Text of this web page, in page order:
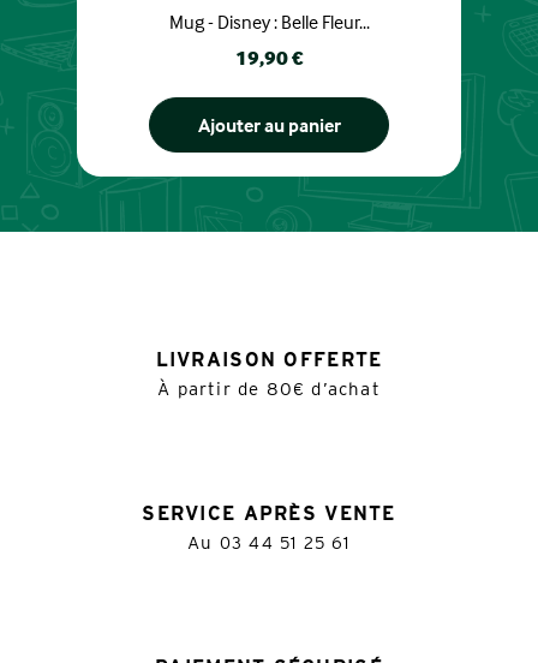
Mug - Disney : Belle Fleur...
Prix
19,90 €
Ajouter au panier
LIVRAISON OFFERTE
À partir de 80€ d’achat
SERVICE APRÈS VENTE
Au 03 44 51 25 61